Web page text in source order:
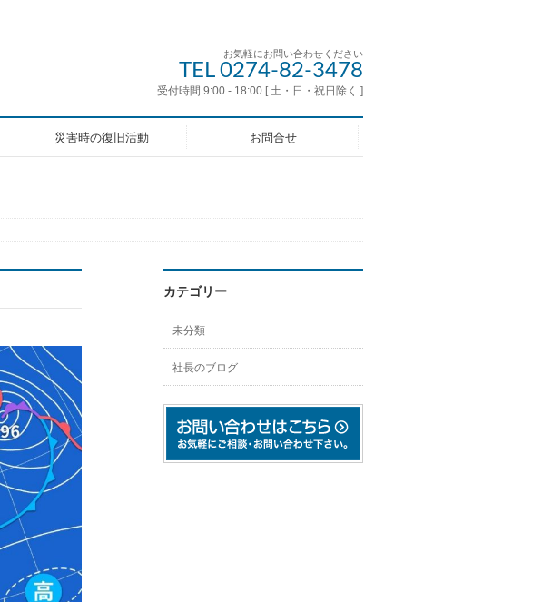
お気軽にお問い合わせください
TEL 0274-82-3478
受付時間 9:00 - 18:00 [ 土・日・祝日除く ]
災害時の復旧活動 お問合せ
カテゴリー
未分類
社長のブログ